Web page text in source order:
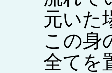
元いた
この身
全てを